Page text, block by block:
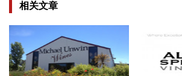
相关文章